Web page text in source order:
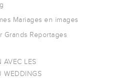
Mariages en images
Reportages
AVEC LES
WEDDINGS